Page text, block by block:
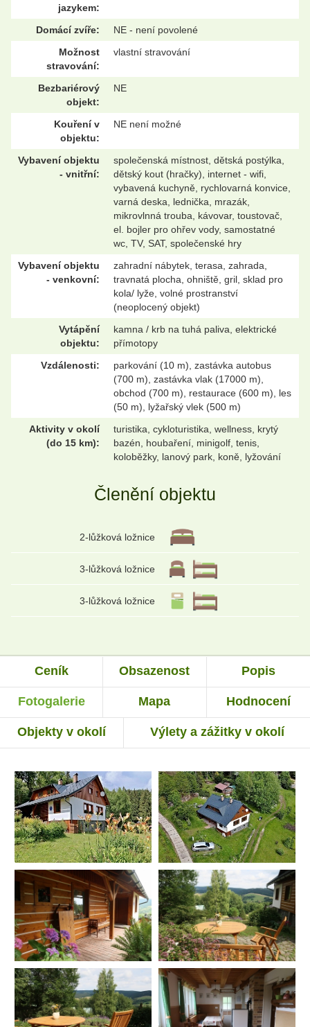
jazykem:
Domácí zvíře:
NE - není povolené
Možnost
stravování:
vlastní stravování
Bezbariérový
objekt:
NE
Kouření v
objektu:
NE není možné
Vybavení objektu
- vnitřní:
společenská místnost, dětská postýlka,
dětský kout (hračky), internet - wifi,
vybavená kuchyně, rychlovarná konvice,
varná deska, lednička, mrazák,
mikrovlnná trouba, kávovar, toustovač,
el. bojler pro ohřev vody, samostatné
wc, TV, SAT, společenské hry
Vybavení objektu
- venkovní:
zahradní nábytek, terasa, zahrada,
travnatá plocha, ohniště, gril, sklad pro
kola/ lyže, volné prostranství
(neoplocený objekt)
Vytápění
objektu:
kamna / krb na tuhá paliva, elektrické
přímotopy
Vzdálenosti:
parkování (10 m), zastávka autobus
(700 m), zastávka vlak (17000 m),
obchod (700 m), restaurace (600 m), les
(50 m), lyžařský vlek (500 m)
Aktivity v okolí
(do 15 km):
turistika, cykloturistika, wellness, krytý
bazén, houbaření, minigolf, tenis,
koloběžky, lanový park, koně, lyžování
Členění objektu
2-lůžková ložnice
3-lůžková ložnice
3-lůžková ložnice
Ceník Obsazenost Popis
Fotogalerie Mapa Hodnocení
Objekty v okolí Výlety a zážitky v okolí